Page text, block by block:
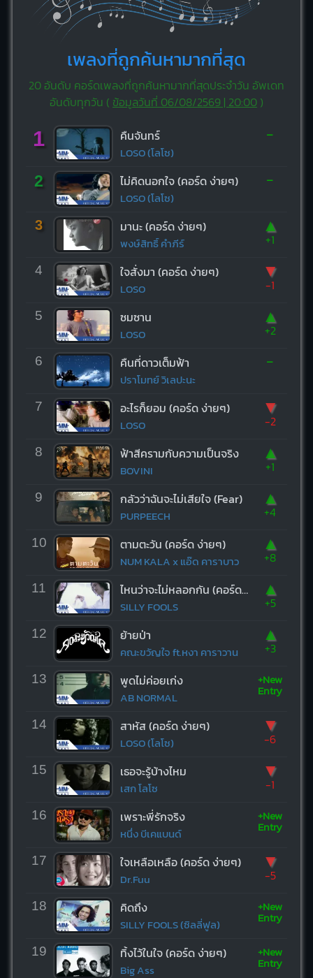
เพลงที่ถูกค้นหามากที่สุด
20 อันดับ คอร์ดเพลงที่ถูกค้นหามากที่สุดประจำวัน อัพเดท
อันดับทุกวัน ( ข้อมูลวันที่ 06/08/2569 | 20:00)
1 คืนจันทร์
LOSO (โลโซ)
-
2 ไม่คิดนอกใจ (คอร์ด ง่ายๆ)
LOSO (โลโซ)
-
3 มานะ (คอร์ด ง่ายๆ)
พงษ์สิทธิ์ คำภีร์
▲
+1
4 ใจสั่งมา (คอร์ด ง่ายๆ)
LOSO
▼
-1
5 ซมซาน
LOSO
▲
+2
6 คืนที่ดาวเต็มฟ้า
ปราโมทย์ วิเลปะนะ
-
7 อะไรก็ยอม (คอร์ด ง่ายๆ)
LOSO
▼
-2
8 ฟ้าสีครามกับความเป็นจริง
BOVINI
▲
+1
9 กลัวว่าฉันจะไม่เสียใจ (Fear)
PURPEECH
▲
+4
10 ตามตะวัน (คอร์ด ง่ายๆ)
NUM KALA x แอ๊ด คาราบาว
▲
+8
11 ไหนว่าจะไม่หลอกกัน (คอร์ด ง่ายๆ)
SILLY FOOLS
▲
+5
12 ย้ายป่า
คณะขวัญใจ ft.หงา คาราวาน
▲
+3
13 พูดไม่ค่อยเก่ง
AB NORMAL
+New
Entry
14 สาหัส (คอร์ด ง่ายๆ)
LOSO (โลโซ)
▼
-6
15 เธอจะรู้บ้างไหม
เสก โลโซ
▼
-1
16 เพราะพี่รักจริง
หนึ่ง บีเคแบนด์
+New
Entry
17 ใจเหลือเหลือ (คอร์ด ง่ายๆ)
Dr.Fuu
▼
-5
18 คิดถึง
SILLY FOOLS (ซิลลี่ฟูล)
+New
Entry
19 ทิ้งไว้ในใจ (คอร์ด ง่ายๆ)
Big Ass
+New
Entry